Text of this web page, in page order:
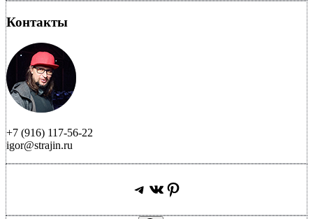
Контакты
+7 (916) 117-56-22
igor@strajin.ru
Telegram
ВКонтакте
Pinterest